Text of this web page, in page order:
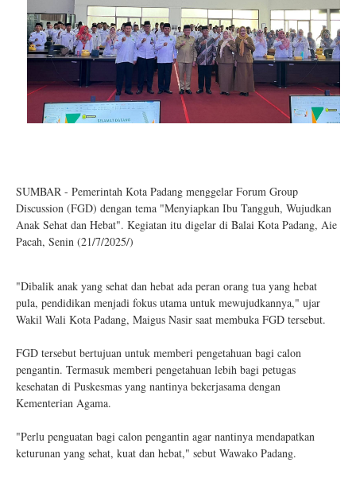
SUMBAR - Pemerintah Kota Padang menggelar Forum Group
Discussion (FGD) dengan tema "Menyiapkan Ibu Tangguh, Wujudkan
Anak Sehat dan Hebat". Kegiatan itu digelar di Balai Kota Padang, Aie
Pacah, Senin (21/7/2025/)
"Dibalik anak yang sehat dan hebat ada peran orang tua yang hebat
pula, pendidikan menjadi fokus utama untuk mewujudkannya," ujar
Wakil Wali Kota Padang, Maigus Nasir saat membuka FGD tersebut.
FGD tersebut bertujuan untuk memberi pengetahuan bagi calon
pengantin. Termasuk memberi pengetahuan lebih bagi petugas
kesehatan di Puskesmas yang nantinya bekerjasama dengan
Kementerian Agama.
"Perlu penguatan bagi calon pengantin agar nantinya mendapatkan
keturunan yang sehat, kuat dan hebat," sebut Wawako Padang.